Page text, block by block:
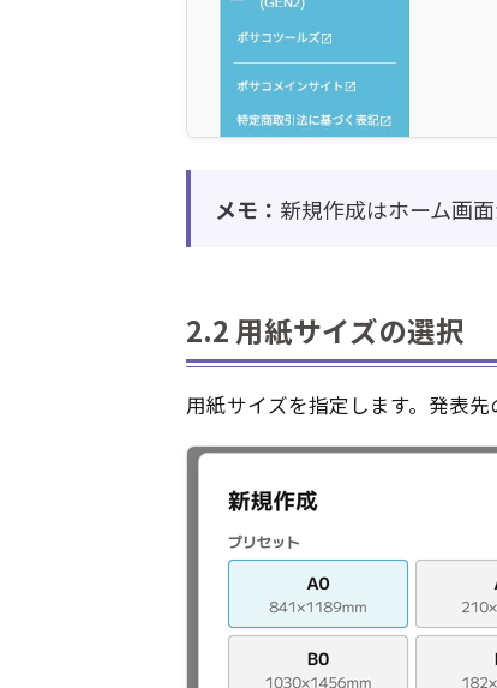
メモ： 新規作成はホーム画
2.2 用紙サイズの選択
用紙サイズを指定します。発表